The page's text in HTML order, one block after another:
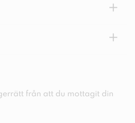
+
+
från att du mottagit din